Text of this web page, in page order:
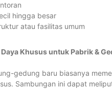
hingga besar
atau fasilitas umum
Khusus untuk Pabrik &
gedung baru biasanya
Sambungan ini dapat